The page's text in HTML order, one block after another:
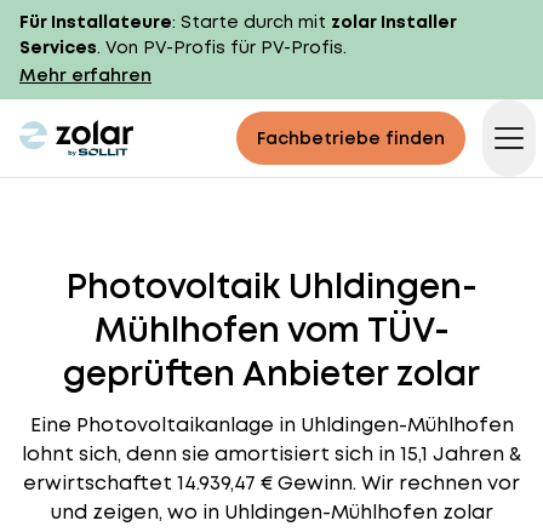
Für Installateure: Starte durch mit zolar Installer
Services. Von PV-Profis für PV-Profis.
Mehr erfahren
zolar logo Fachbetriebe finden
Photovoltaik Uhldingen-
Mühlhofen vom TÜV-
geprüften Anbieter zolar
Eine Photovoltaikanlage in Uhldingen-Mühlhofen
lohnt sich, denn sie amortisiert sich in 15,1 Jahren &
erwirtschaftet 14.939,47 € Gewinn. Wir rechnen vor
und zeigen, wo in Uhldingen-Mühlhofen zolar